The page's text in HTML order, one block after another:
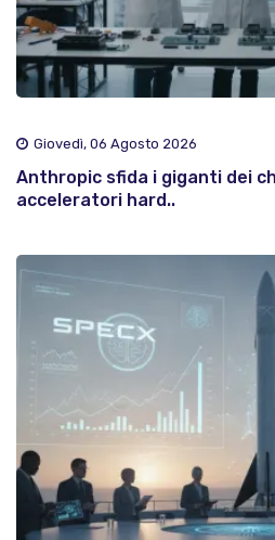
Giovedì, 06 Agosto 2026
Anthropic sfida i giganti dei
acceleratori hard..